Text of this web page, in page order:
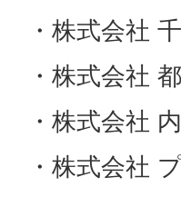
・株式会社
・株式会社
・株式会社
・株式会社